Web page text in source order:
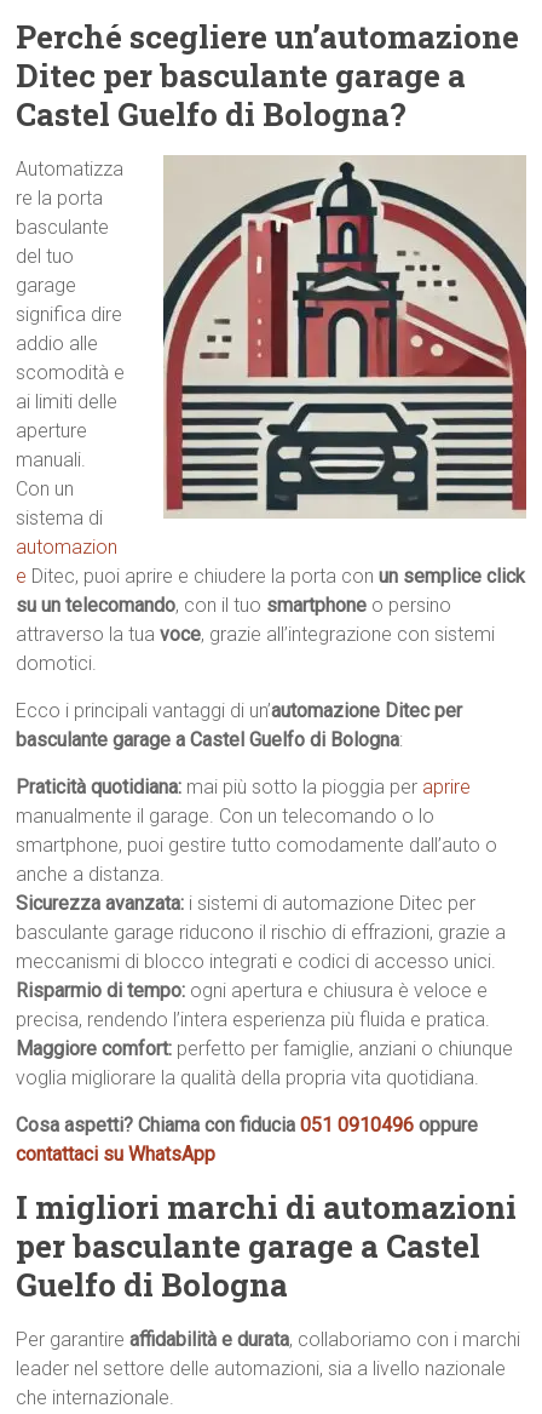
Perché scegliere un’automazione
Ditec per basculante garage a
Castel Guelfo di Bologna?
Automatizza
re la porta
basculante
del tuo
garage
significa dire
addio alle
scomodità e
ai limiti delle
aperture
manuali.
Con un
sistema di
automazion
e Ditec, puoi aprire e chiudere la porta conun semplice click
su un telecomando, con il tuo smartphone o persino
attraverso la tuavoce, grazie all’integrazione con sistemi
domotici.
Ecco i principali vantaggi di un’automazione Ditec per
basculante garage a Castel Guelfo di Bologna:
Praticità quotidiana: mai più sotto la pioggia per aprire
manualmente il garage. Con un telecomando o lo
smartphone, puoi gestire tutto comodamente dall’auto o
anche a distanza.
Sicurezza avanzata: i sistemi di automazione Ditec per
basculante garage riducono il rischio di effrazioni, grazie a
meccanismi di blocco integrati e codici di accesso unici.
Risparmio di tempo: ogni apertura e chiusura è veloce e
precisa, rendendo l’intera esperienza più fluida e pratica.
Maggiore comfort: perfetto per famiglie, anziani o chiunque
voglia migliorare la qualità della propria vita quotidiana.
Cosa aspetti? Chiama con fiducia051 0910496 oppure
contattaci su WhatsApp
I migliori marchi di automazioni
per basculante garage a Castel
Guelfo di Bologna
Per garantireaffidabilità e durata, collaboriamo con i marchi
leader nel settore delle automazioni, sia a livello nazionale
che internazionale.